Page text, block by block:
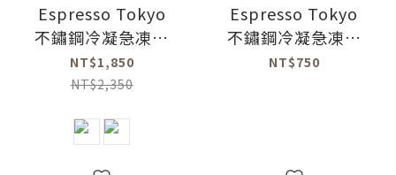
Espresso Tokyo
不鏽鋼冷凝急凍杯
360ml(共2色)
NT$1,850
NT$2,350
Espresso Tokyo
不鏽鋼冷凝急凍杯
專用保冷袋(黑色)
NT$750